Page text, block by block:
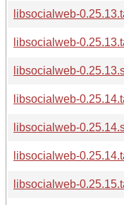
libsocialweb-
libsocialweb-
libsocialweb-
libsocialweb-
libsocialweb-
libsocialweb-
libsocialweb-